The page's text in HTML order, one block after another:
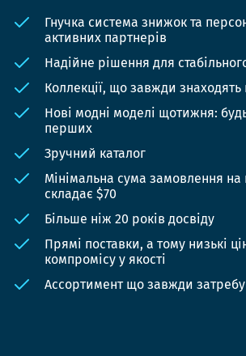
Гнучка система знижок та
активних партнерів
Надійне рішення для
Коллекції, що завжди знаходять
Нові модні моделі щотижня:
перших
Зручний каталог
Мінімальна сума замовлення на
складає $70
Більше ніж 20 років досвіду
Прямі поставки, а тому низькі
компромісу у якості
Ассортимент що завжди